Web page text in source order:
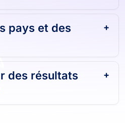
pays et des
des résultats